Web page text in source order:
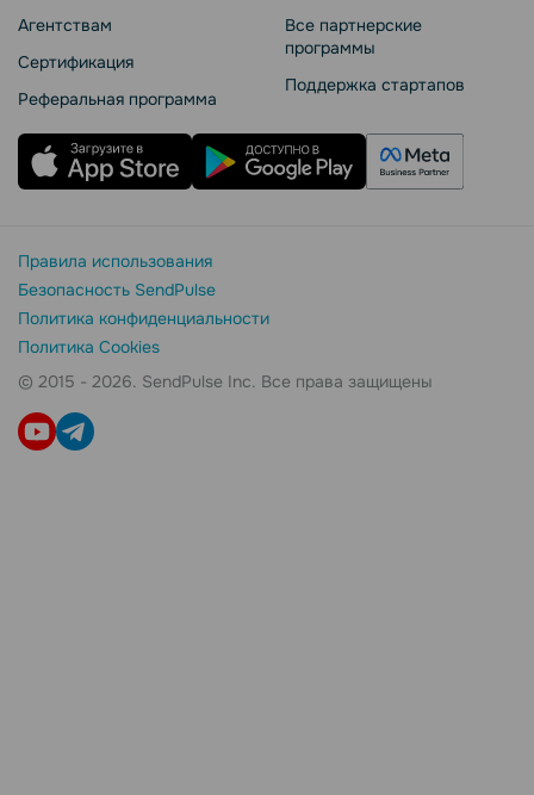
Агентствам
Сертификация
Реферальная программа
Все партнерские
программы
Поддержка стартапов
Правила использования
Безопасность SendPulse
Политика конфиденциальности
Политика Cookies
© 2015 - 2026. SendPulse Inc. Все права защищены